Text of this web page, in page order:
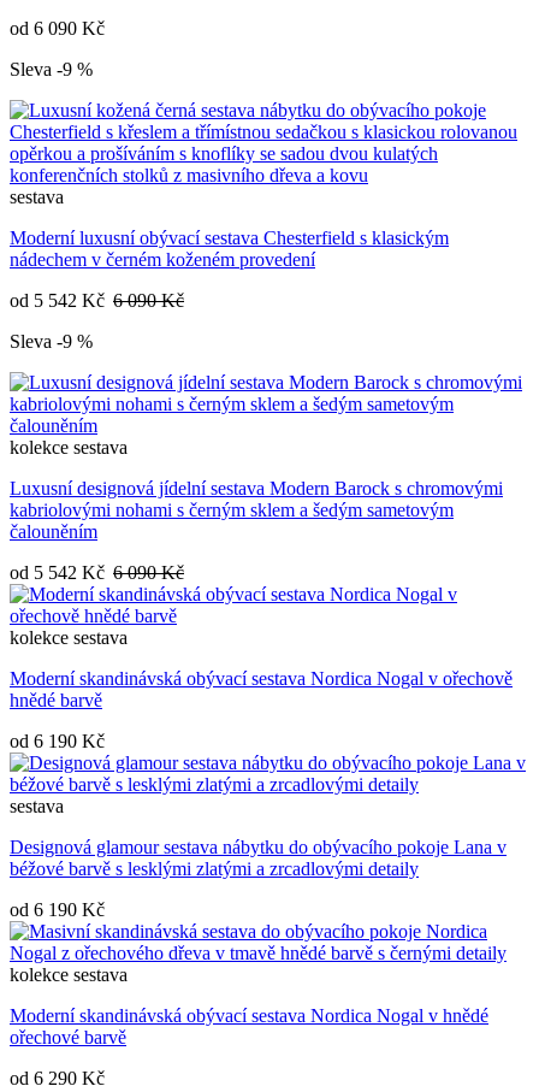
od 6 090 Kč
Sleva -9 %
sestava
Moderní luxusní obývací sestava Chesterfield s klasickým
nádechem v černém koženém provedení
od 5 542 Kč 6 090 Kč
Sleva -9 %
kolekce sestava
Luxusní designová jídelní sestava Modern Barock s chromovými
kabriolovými nohami s černým sklem a šedým sametovým
čalouněním
od 5 542 Kč 6 090 Kč
kolekce sestava
Moderní skandinávská obývací sestava Nordica Nogal v ořechově
hnědé barvě
od 6 190 Kč
sestava
Designová glamour sestava nábytku do obývacího pokoje Lana v
béžové barvě s lesklými zlatými a zrcadlovými detaily
od 6 190 Kč
kolekce sestava
Moderní skandinávská obývací sestava Nordica Nogal v hnědé
ořechové barvě
od 6 290 Kč